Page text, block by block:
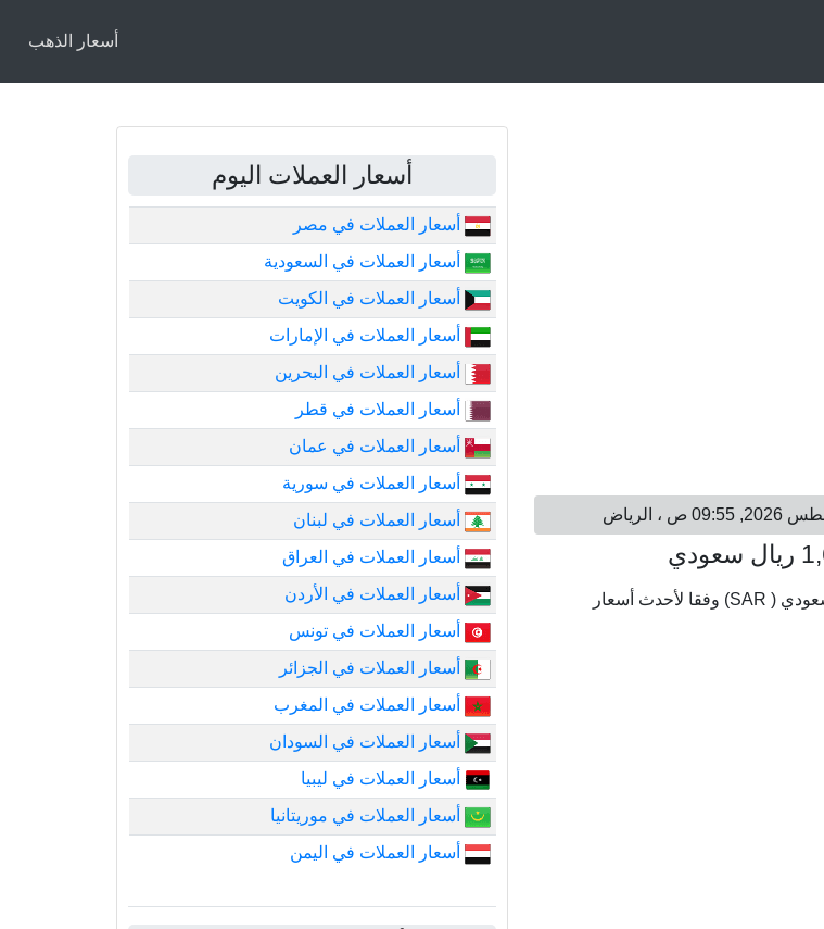
أسعار الذهب
يتم عرض أسعار الصرف من 50000000 ليرة سورية ( SYP) إلى الريال السعودي ( SAR) وفقا لأحدث أسعار
أسعار العملات اليوم
أسعار العملات في مصر
أسعار العملات في السعودية
أسعار العملات في الكويت
أسعار العملات في الإمارات
أسعار العملات في البحرين
أسعار العملات في قطر
أسعار العملات في عمان
أسعار العملات في سورية
أسعار العملات في لبنان
أسعار العملات في العراق
أسعار العملات في الأردن
أسعار العملات في تونس
أسعار العملات في الجزائر
أسعار العملات في المغرب
أسعار العملات في السودان
أسعار العملات في ليبيا
أسعار العملات في موريتانيا
أسعار العملات في اليمن